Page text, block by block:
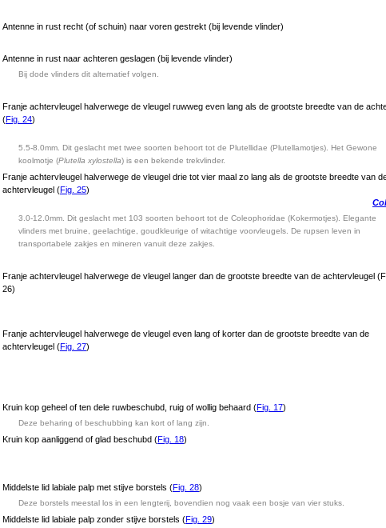
Antenne in rust recht (of schuin) naar voren gestrekt (bij levende vlinder)
Antenne in rust naar achteren geslagen (bij levende vlinder)
Bij dode vlinders dit alternatief volgen.
Franje achtervleugel halverwege de vleugel ruwweg even lang als de grootste breedte van de
(Fig. 24)
5.5-8.0mm. Dit geslacht met twee soorten behoort tot de Plutellidae (Plutellamotjes). Het Gewone
koolmotje (Plutella xylostella) is een bekende trekvlinder.
Franje achtervleugel halverwege de vleugel drie tot vier maal zo lang als de grootste breedte van
achtervleugel (Fig. 25)
3.0-12.0mm. Dit geslacht met 103 soorten behoort tot de Coleophoridae (Kokermotjes). Elegante
vlinders met bruine, geelachtige, goudkleurige of witachtige voorvleugels. De rupsen leven in
transportabele zakjes en mineren vanuit deze zakjes.
Franje achtervleugel halverwege de vleugel langer dan de grootste breedte van de achtervleugel
26)
Franje achtervleugel halverwege de vleugel even lang of korter dan de grootste breedte van de
achtervleugel (Fig. 27)
Kruin kop geheel of ten dele ruwbeschubd, ruig of wollig behaard (Fig. 17)
Deze beharing of beschubbing kan kort of lang zijn.
Kruin kop aanliggend of glad beschubd (Fig. 18)
Middelste lid labiale palp met stijve borstels (Fig. 28)
Deze borstels meestal los in een lengterij, bovendien nog vaak een bosje van vier stuks.
Middelste lid labiale palp zonder stijve borstels (Fig. 29)